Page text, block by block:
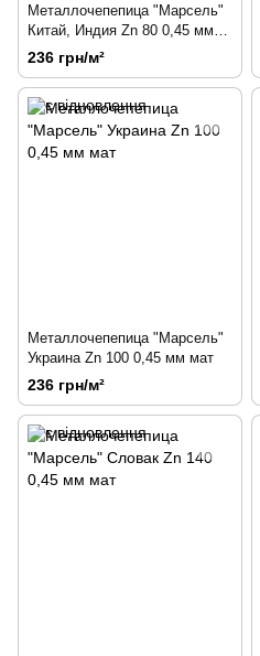
Металлочепепица "Марсель"
Китай, Индия Zn 80 0,45 мм
глянец
236 грн/м²
Металлочепепица "Марсель"
Украина Zn 100 0,45 мм мат
236 грн/м²